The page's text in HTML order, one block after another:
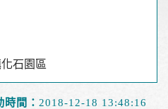
石園區
時間： 2018-12-18 13:48:16